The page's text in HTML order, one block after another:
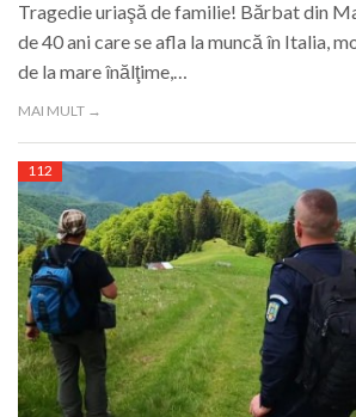
Tragedie uriaşă de familie! Bărbat din
de 40 ani care se afla la muncă în Italia,
de la mare înălţime,…
MAI MULT →
112